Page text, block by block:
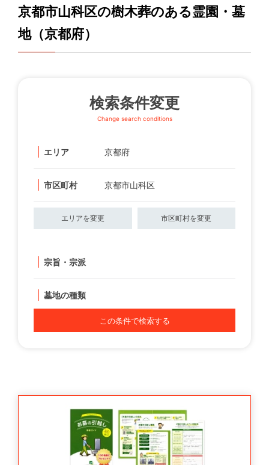
京都市山科区の樹木葬のある霊園・墓
地（京都府）
検索条件変更
Change search conditions
エリア 京都府
市区町村 京都市山科区
エリアを変更 市区町村を変更
宗旨・宗派
墓地の種類
この条件で検索する